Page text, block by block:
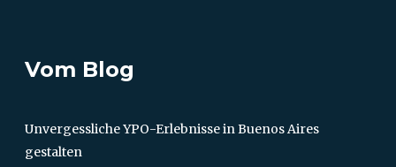
Vom Blog
Unvergessliche YPO-Erlebnisse in Buenos Aires
gestalten